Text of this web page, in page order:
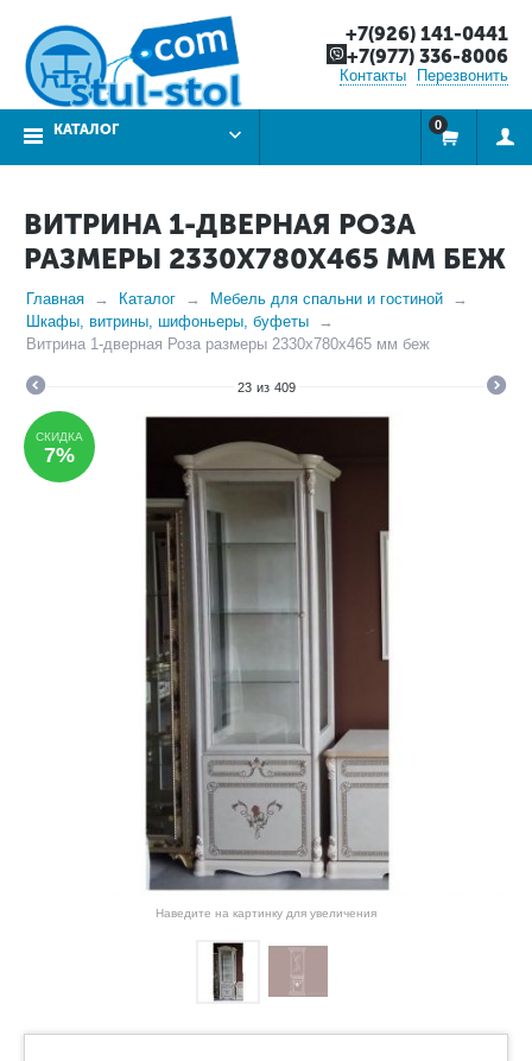
+7(926) 141-0441
+7(977) 336-8006
Контакты Перезвонить
КАТАЛОГ 0
ВИТРИНА 1-ДВЕРНАЯ РОЗА
РАЗМЕРЫ 2330X780X465 ММ БЕЖ
Главная Каталог
Мебель для спальни и гостиной
Шкафы, витрины, шифоньеры, буфеты
Витрина 1-дверная Роза размеры 2330x780x465 мм беж
23 из 409
СКИДКА
7%
Наведите на картинку для увеличения